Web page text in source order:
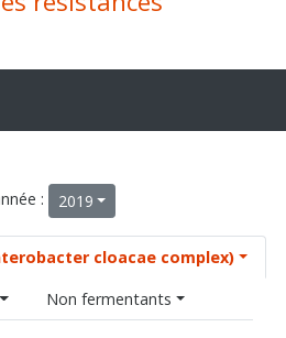
: 2019
cloacae complex)
Non fermentants